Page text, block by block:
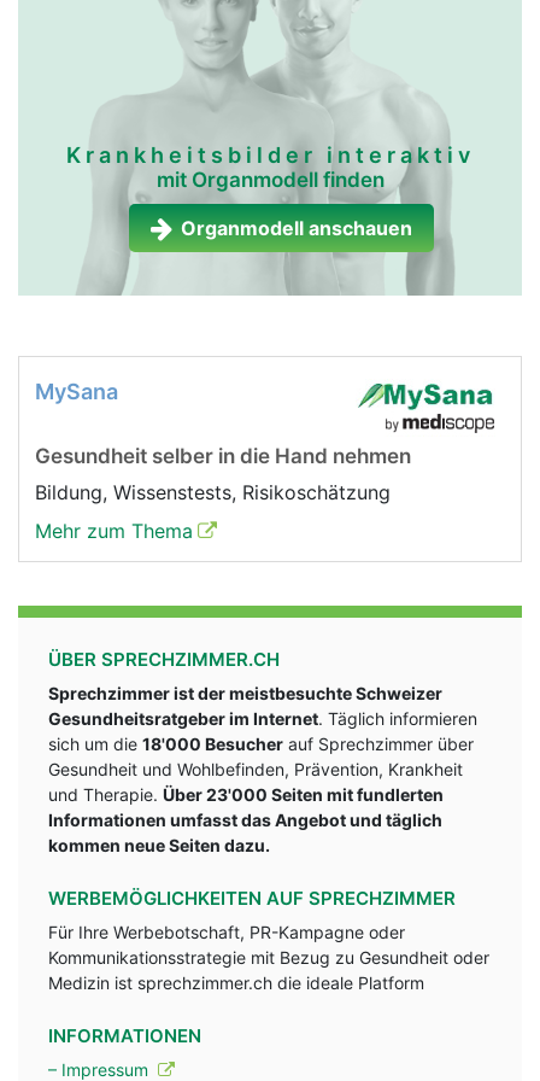
Krankheitsbilder interaktiv
mit Organmodell finden
Organmodell anschauen
MySana
Gesundheit selber in die Hand nehmen
Bildung, Wissenstests, Risikoschätzung
Mehr zum Thema
ÜBER SPRECHZIMMER.CH
Sprechzimmer ist der meistbesuchte Schweizer
Gesundheitsratgeber im Internet. Täglich informieren
sich um die 18'000 Besucher auf Sprechzimmer über
Gesundheit und Wohlbefinden, Prävention, Krankheit
und Therapie. Über 23'000 Seiten mit fundlerten
Informationen umfasst das Angebot und täglich
kommen neue Seiten dazu.
WERBEMÖGLICHKEITEN AUF SPRECHZIMMER
Für Ihre Werbebotschaft, PR-Kampagne oder
Kommunikationsstrategie mit Bezug zu Gesundheit oder
Medizin ist sprechzimmer.ch die ideale Platform
INFORMATIONEN
– Impressum